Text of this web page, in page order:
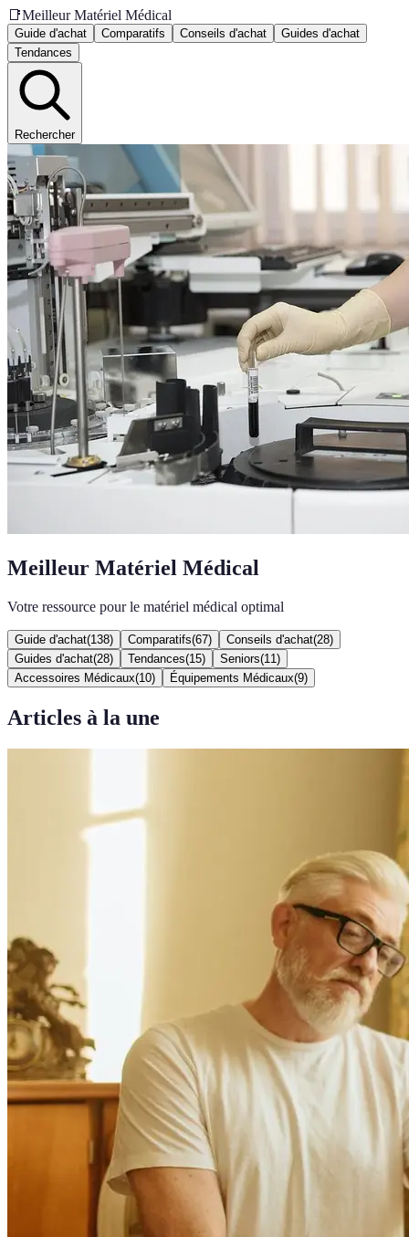
📑Meilleur Matériel Médical
Guide d'achat Comparatifs Conseils d'achat
Guides d'achat
Tendances
Rechercher
Meilleur Matériel Médical
Votre ressource pour le matériel médical optimal
Guide d'achat(138) Comparatifs(67) Conseils d'achat(28)
Guides d'achat(28) Tendances(15) Seniors(11 )
Accessoires Médicaux(10) Équipements Médicaux(9)
Articles à la une